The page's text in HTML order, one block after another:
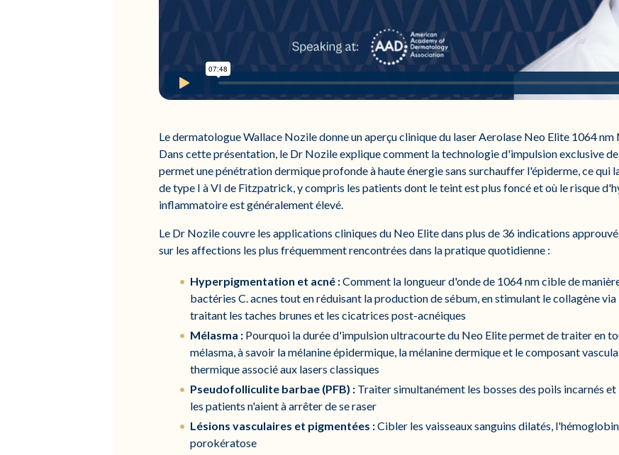
Le dermatologue Wallace Nozile donne un aperçu clinique du laser Aerolase Neo Elite 1064
Dans cette présentation, le Dr Nozile explique comment la technologie d'impulsion exclusive
permet une pénétration dermique profonde à haute énergie sans surchauffer l'épiderme, ce qui
de type I à VI de Fitzpatrick, y compris les patients dont le teint est plus foncé et où le risque
inflammatoire est généralement élevé.
Le Dr Nozile couvre les applications cliniques du Neo Elite dans plus de 36 indications
sur les affections les plus fréquemment rencontrées dans la pratique quotidienne :
Hyperpigmentation et acné :Comment la longueur d'onde de 1064 nm cible de
bactéries C. acnes tout en réduisant la production de sébum, en stimulant le collagène
traitant les taches brunes et les cicatrices post-acnéiques
Mélasma : Pourquoi la durée d'impulsion ultracourte du Neo Elite permet de traiter en
mélasma, à savoir la mélanine épidermique, la mélanine dermique et le composant
thermique associé aux lasers classiques
Pseudofolliculite barbae (PFB) : Traiter simultanément les bosses des poils incarnés
les patients n'aient à arrêter de se raser
Lésions vasculaires et pigmentées :Cibler les vaisseaux sanguins dilatés,
porokératose